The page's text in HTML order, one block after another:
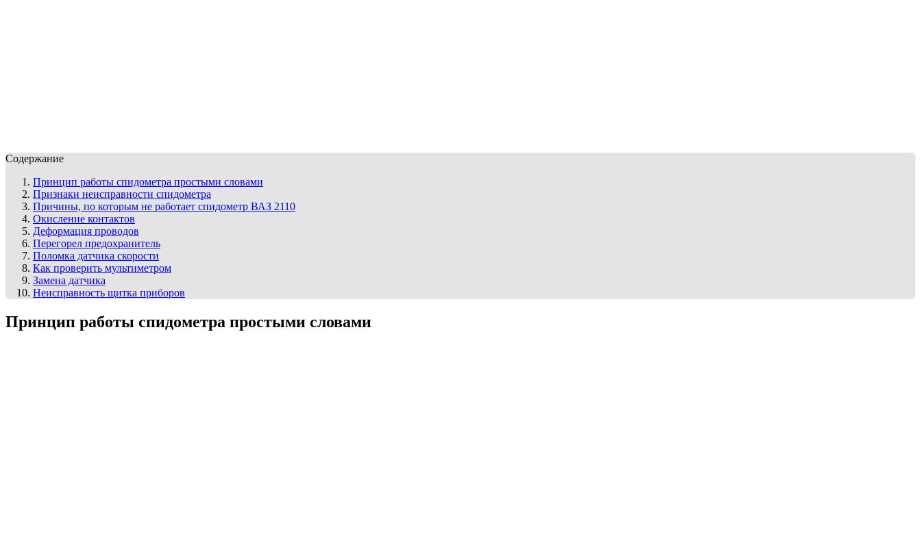
Содержание
Принцип работы спидометра простыми словами
Признаки неисправности спидометра
Причины, по которым не работает спидометр ВАЗ 2110
Окисление контактов
Деформация проводов
Перегорел предохранитель
Поломка датчика скорости
Как проверить мультиметром
Замена датчика
Неисправность щитка приборов
Принцип работы спидометра простыми словами